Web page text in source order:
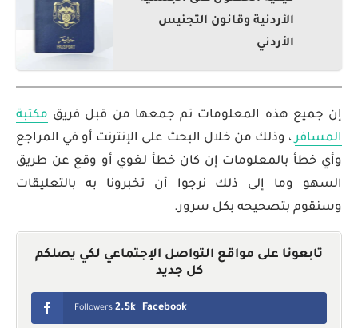
الأردنية وقانون التجنيس
الأردني
إن جميع هذه المعلومات تم جمعها من قبل فريق مكتبة
المسافر، وذلك من خلال البحث على الإنترنت أو في المراجع
وأي خطأ بالمعلومات إن كان خطأ لغوي أو وقع عن طريق
السهو وما إلى ذلك نرجوا أن تخبرونا به بالتعليقات
وسنقوم بتصحيحه بكل سرور.
تابعونا على مواقع التواصل الإجتماعي لكي يصلكم
كل جديد
Facebook
2.5k
Followers